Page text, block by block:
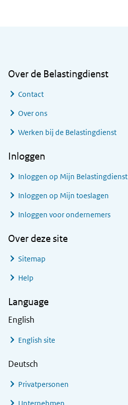
Over de Belastingdienst
Contact
Over ons
Werken bij de Belastingdienst
Inloggen
Inloggen op Mijn Belastingdienst
Inloggen op Mijn toeslagen
Inloggen voor ondernemers
Over deze site
Sitemap
Help
Language
English
English site
Deutsch
Privatpersonen